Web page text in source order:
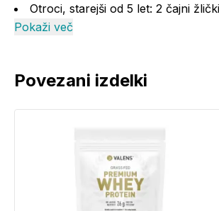
Otroci, starejši od 5 let: 2 čajni
Izvleček špinače
Pokaži več
Povezani izdelki